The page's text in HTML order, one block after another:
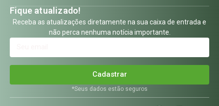
Fique atualizado!
Receba as atualizações diretamente na sua caixa de entrada e
não perca nenhuma notícia importante.
Cadastrar
*Seus dados estão seguros